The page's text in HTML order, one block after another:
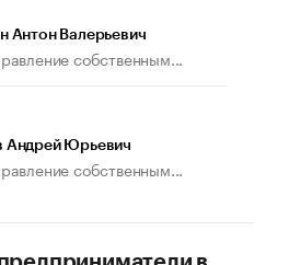
иначе». Как живет глава
Антон Валерьевич
собственным...
Андрей Юрьевич
собственным...